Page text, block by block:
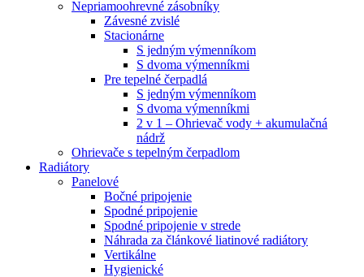
Nepriamoohrevné zásobníky
Závesné zvislé
Stacionárne
S jedným výmenníkom
S dvoma výmenníkmi
Pre tepelné čerpadlá
S jedným výmenníkom
S dvoma výmenníkmi
2 v 1 – Ohrievač vody + akumulačná
nádrž
Ohrievače s tepelným čerpadlom
Radiátory
Panelové
Bočné pripojenie
Spodné pripojenie
Spodné pripojenie v strede
Náhrada za článkové liatinové radiátory
Vertikálne
Hygienické